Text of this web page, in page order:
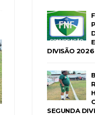
DIVISÃO 2026
SEGUNDA